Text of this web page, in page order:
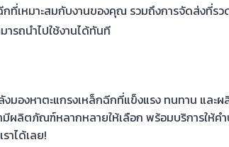
กที่เหมาะสมกับงานของคุณ รวมถึงการจัดส่งที่ร
ารถนำไปใช้งานได้ทันที
มองหาตะแกรงเหล็กฉีกที่แข็งแรง ทนทาน และ
มีผลิตภัณฑ์หลากหลายให้เลือก พร้อมบริการให้ค
าได้เลย!